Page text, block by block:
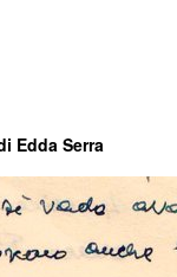
Edda Serra